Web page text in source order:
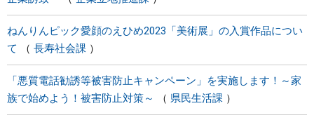
ねんりんピック愛顔のえひめ2023「美術展」の入賞作品につい
て
長寿社会課
「悪質電話勧誘等被害防止キャンペーン」を実施します！～家
族で始めよう！被害防止対策～
県民生活課